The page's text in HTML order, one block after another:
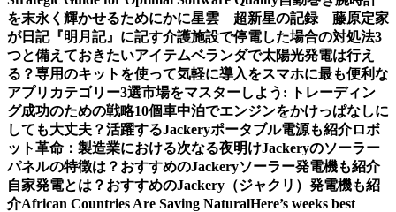
を末永く輝かせるためにかに星雲 超新星の記録 藤原定家
が日記『明月記』に記す介護施設で停電した場合の対処法3
つと備えておきたいアイテムベランダで太陽光発電は行え
る？専用のキットを使って気軽に導入をスマホに最も便利な
アプリカテゴリー3選市場をマスターしよう: トレーディン
グ成功のための戦略10個車中泊でエンジンをかけっぱなしに
しても大丈夫？活躍するJackeryポータブル電源も紹介ロボ
ット革命：製造業における次なる夜明けJackeryのソーラー
パネルの特徴は？おすすめのJackeryソーラー発電機も紹介
自家発電とは？おすすめのJackery（ジャクリ）発電機も紹
介African Countries Are Saving NaturalHere’s weeks best